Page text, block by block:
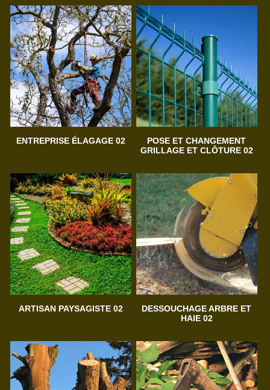
ENTREPRISE ÉLAGAGE 02
POSE ET CHANGEMENT
GRILLAGE ET CLÔTURE 02
ARTISAN PAYSAGISTE 02
DESSOUCHAGE ARBRE ET
HAIE 02